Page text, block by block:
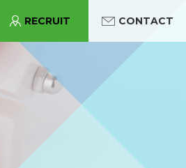
RECRUIT CONTACT
守口市駅診療所